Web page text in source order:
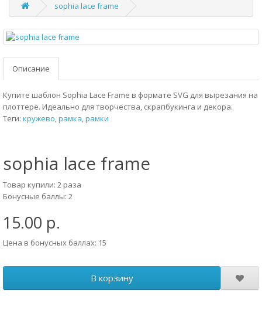
sophia lace frame
Описание
Купите шаблон Sophia Lace Frame в формате SVG для вырезания на
плоттере. Идеально для творчества, скрапбукинга и декора.
Теги: кружево,рамка,рамки
sophia lace frame
Товар купили: 2 раза
Бонусные баллы: 2
15.00 р.
Цена в бонусных баллах: 15
В корзину